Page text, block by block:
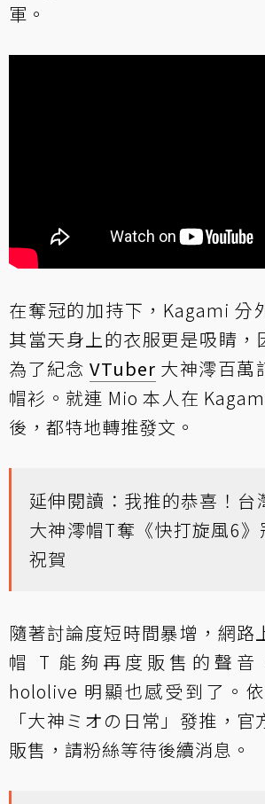
軍。
在奪冠的加持下，Kagami 分
其當天身上的衣服更是吸睛
為了紀念VTuber 大神澪百萬
帽衫。就連 Mio 本人在
後，都特地轉推發文。
延伸閱讀： 我推的恭喜！台
大神澪帽T奪《快打旋風6
祝賀
隨著討論度短時間暴增，網路
帽 T 能夠再度販售的聲音
hololive 明顯也感受到了。
「大神ミオの日常」發推，
販售，請粉絲等待後續消息。